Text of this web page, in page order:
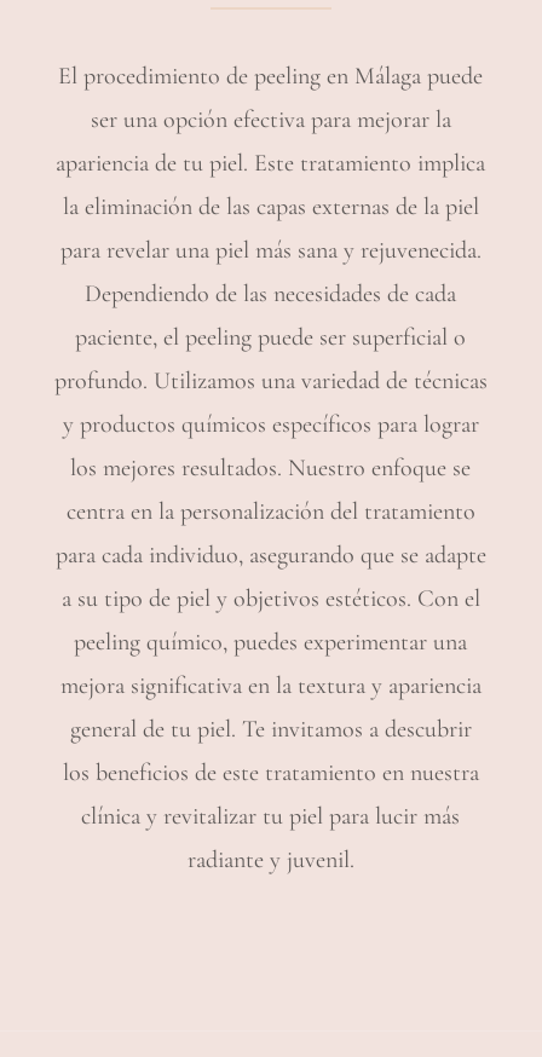
El procedimiento de peeling en Málaga puede
ser una opción efectiva para mejorar la
apariencia de tu piel. Este tratamiento implica
la eliminación de las capas externas de la piel
para revelar una piel más sana y rejuvenecida.
Dependiendo de las necesidades de cada
paciente, el peeling puede ser superficial o
profundo. Utilizamos una variedad de técnicas
y productos químicos específicos para lograr
los mejores resultados. Nuestro enfoque se
centra en la personalización del tratamiento
para cada individuo, asegurando que se adapte
a su tipo de piel y objetivos estéticos. Con el
peeling químico, puedes experimentar una
mejora significativa en la textura y apariencia
general de tu piel. Te invitamos a descubrir
los beneficios de este tratamiento en nuestra
clínica y revitalizar tu piel para lucir más
radiante y juvenil.